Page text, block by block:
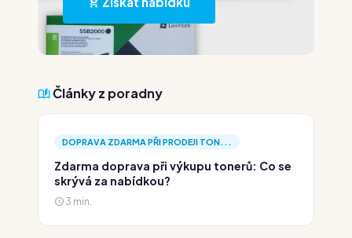
Články z poradny
DOPRAVA ZDARMA PŘI PRODEJI TON...
Zdarma doprava při výkupu tonerů: Co se
skrývá za nabídkou?
3 min.